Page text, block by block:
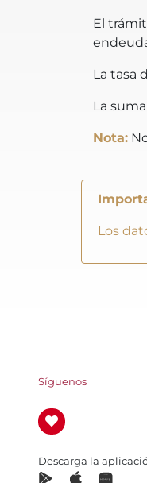
El
La tasa
La
Nota:
Los
Síguenos
Descarga la